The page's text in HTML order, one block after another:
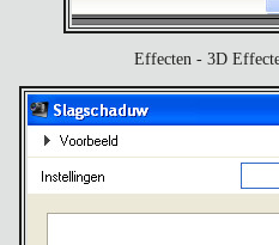
Effecten - 3D